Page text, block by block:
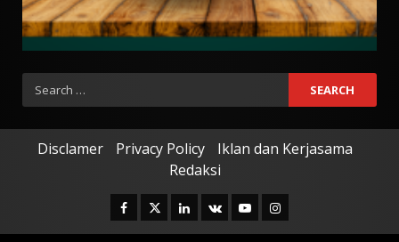
Search
for:
Disclamer Privacy Policy
Iklan dan Kerjasama
Redaksi
Facebook
TwitterLinkedin
VK YoutubeInstagram